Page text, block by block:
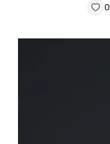
0